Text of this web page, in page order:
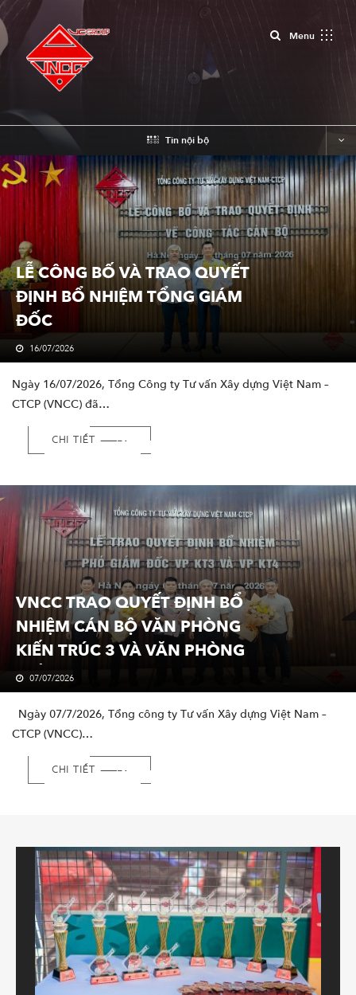
MenuClose
Tin nội bộ
LỄ CÔNG BỐ VÀ TRAO QUYẾT
ĐỊNH BỔ NHIỆM TỔNG GIÁM
ĐỐC
16/07/2026
Ngày 16/07/2026, Tổng Công ty Tư vấn Xây dựng Việt Nam –
CTCP (VNCC) đã…
CHI TIẾT
VNCC TRAO QUYẾT ĐỊNH BỔ
NHIỆM CÁN BỘ VĂN PHÒNG
KIẾN TRÚC 3 VÀ VĂN PHÒNG
KIẾN TRÚC 4
07/07/2026
Ngày 07/7/2026, Tổng công ty Tư vấn Xây dựng Việt Nam –
CTCP (VNCC)…
CHI TIẾT